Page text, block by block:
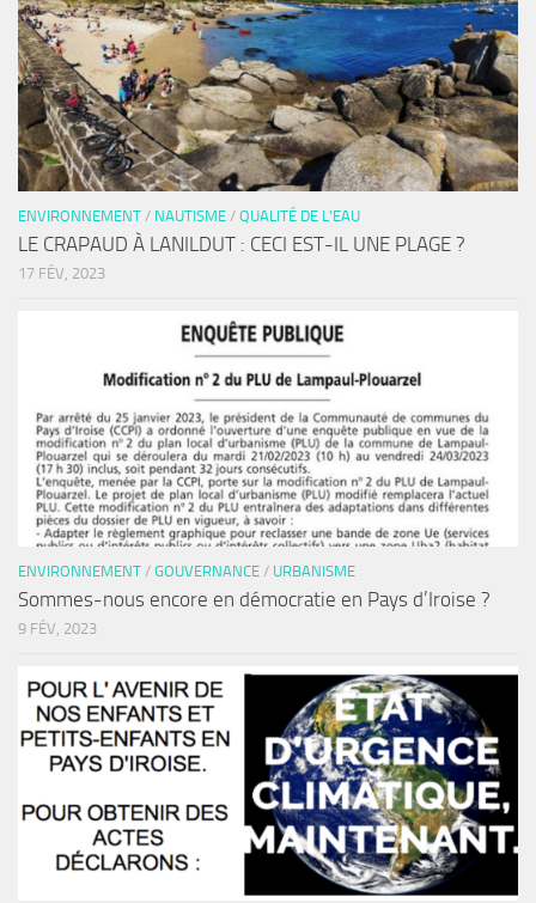
ENVIRONNEMENT / NAUTISME / QUALITÉ DE L'EAU
LE CRAPAUD À LANILDUT : CECI EST-IL UNE PLAGE ?
17 FÉV, 2023
ENVIRONNEMENT / GOUVERNANCE / URBANISME
Sommes-nous encore en démocratie en Pays d’Iroise ?
9 FÉV, 2023